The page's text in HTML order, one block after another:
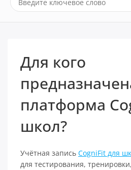
Для кого
платформа
школ?
Учётная запись CogniFit для
для тестирования,